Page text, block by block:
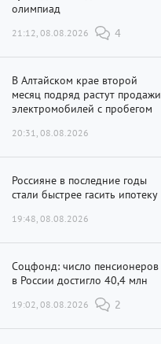
олимпиад
21:12, 08.08.2026 4
В Алтайском крае второй
месяц подряд растут продажи
электромобилей с пробегом
20:31, 08.08.2026
Россияне в последние годы
стали быстрее гасить ипотеку
19:48, 08.08.2026
Соцфонд: число пенсионеров
в России достигло 40,4 млн
19:02, 08.08.2026 2